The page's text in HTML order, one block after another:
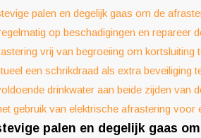
palen en degelijk gaas om de
op beschadigingen en repareer
vrij van begroeiing om kortsluiting
een schrikdraad als extra beveiliging
drinkwater aan beide zijden van
gebruik van elektrische afrastering voor
palen en degelijk gaas